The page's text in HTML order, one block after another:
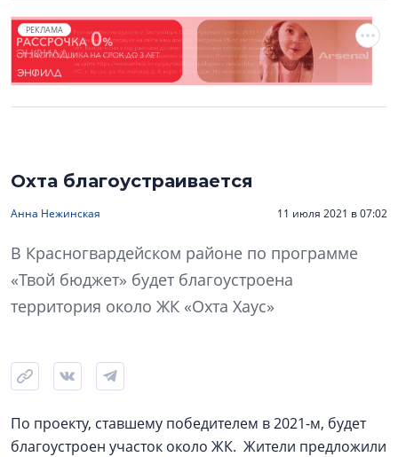
РЕКЛАМА
Охта благоустраивается
Анна Нежинская 11 июля 2021 в 07:02
В Красногвардейском районе по программе
«Твой бюджет» будет благоустроена
территория около ЖК «Охта Хаус»
По проекту, ставшему победителем в 2021-м, будет
благоустроен участок около ЖК. Жители предложили